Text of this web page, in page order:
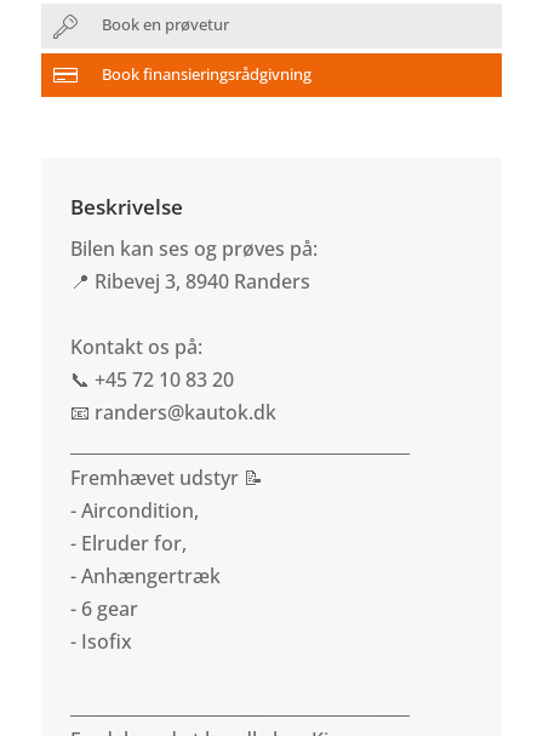
Book en prøvetur
Book finansieringsrådgivning
Beskrivelse
Bilen kan ses og prøves på:
📍 Ribevej 3, 8940 Randers
Kontakt os på:
📞 +45 72 10 83 20
📧 randers@kautok.dk
Fremhævet udstyr 📝
- Aircondition,
- Elruder for,
- Anhængertræk
- 6 gear
- Isofix